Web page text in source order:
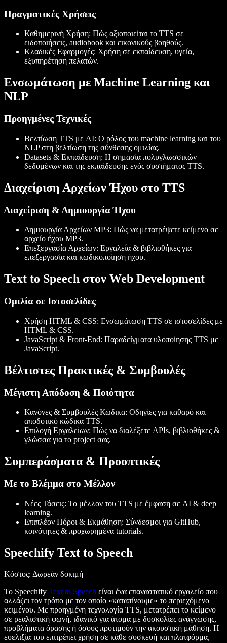
Πραγματικές Χρήσεις
Καθημερινή Χρήση: Πώς αξιοποιείται το TTS σε
ειδοποιήσεις, audiobook και εικονικούς βοηθούς.
Κλαδικές Εφαρμογές: Χρήση σε εκπαίδευση, υγεία,
εξυπηρέτηση πελατών.
Ενσωμάτωση με Machine Learning και
NLP
Προηγμένες Τεχνικές
Βελτίωση TTS με AI: Ο ρόλος του machine learning και του
NLP στη βελτίωση της σύνθεσης ομιλίας.
Datasets & Εκπαίδευση: Η σημασία πολυγλωσσικών
δεδομένων και της εκπαίδευσης ενός συστήματος TTS.
Διαχείριση Αρχείων Ήχου στο TTS
Διαχείριση & Δημιουργία Ήχου
Δημιουργία Αρχείων MP3: Πώς να μετατρέψετε κείμενο σε
αρχείο ήχου MP3.
Επεξεργασία Αρχείων: Εργαλεία & βιβλιοθήκες για
επεξεργασία και κωδικοποίηση ήχου.
Text to Speech στον Web Development
Ομιλία σε Ιστοσελίδες
Χρήση HTML & CSS: Ενσωμάτωση TTS σε ιστοσελίδες με
HTML & CSS.
JavaScript & Front-End: Παραδείγματα υλοποίησης TTS με
JavaScript.
Βέλτιστες Πρακτικές & Συμβουλές
Μέγιστη Απόδοση & Ποιότητα
Κανόνες & Συμβουλές Κώδικα: Οδηγίες για καθαρό και
αποδοτικό κώδικα TTS.
Επιλογή Εργαλείων: Πώς να διαλέξετε APIs, βιβλιοθήκες &
γλώσσα για το project σας.
Συμπεράσματα & Προοπτικές
Με το Βλέμμα στο Μέλλον
Νέες Τάσεις: Το μέλλον του TTS με έμφαση σε AI & deep
learning.
Επιπλέον Πόροι & Εκμάθηση: Σύνδεσμοι για GitHub,
κοινότητες & προχωρημένα tutorials.
Speechify Text to Speech
Κόστος: Δωρεάν δοκιμή
Το Speechify Text to Speech είναι ένα επαναστατικό εργαλείο που
αλλάζει τον τρόπο με τον οποίο «καταπίνουμε» το περιεχόμενο
κειμένου. Με προηγμένη τεχνολογία TTS, μετατρέπει το κείμενο
σε ρεαλιστική φωνή, ιδανικό για άτομα με δυσκολίες ανάγνωσης,
προβλήματα όρασης ή όσους προτιμούν την ακουστική μάθηση. Η
ευελιξία του επιτρέπει χρήση σε κάθε συσκευή και πλατφόρμα,